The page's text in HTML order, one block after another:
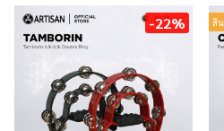
-22% สิ